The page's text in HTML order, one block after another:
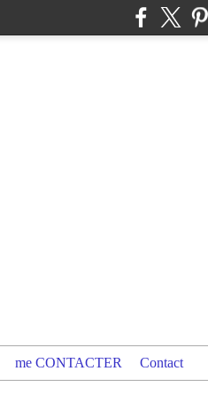
me CONTACTER Contact